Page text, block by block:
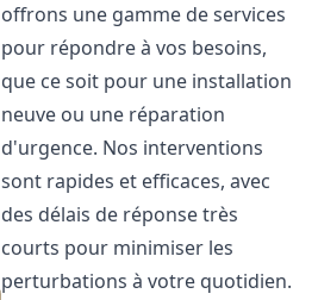
offrons une gamme de services
pour répondre à vos besoins,
que ce soit pour une installation
neuve ou une réparation
d'urgence. Nos interventions
sont rapides et efficaces, avec
des délais de réponse très
courts pour minimiser les
perturbations à votre quotidien.